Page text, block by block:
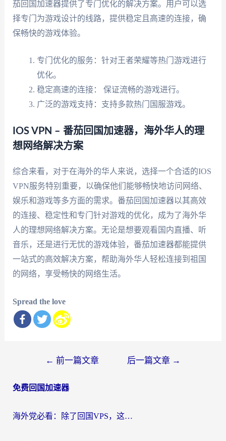
茄回国加速器提供了专门优化的解决方案。用户可以选
择专门为游戏设计的线路，提供稳定且高速的连接，确
保畅快的游戏体验。
专门优化的服务：针对王者荣耀等热门游戏进行
优化。
稳定高速的连接： 保证流畅的游戏进行。
广泛的游戏支持：支持多款热门国服游戏。
IOS VPN – 番茄回国加速器，海外华人的理
想网络解决方案
综合来看，对于在海外的华人来说，选择一个合适的IOS
VPN服务特别重要，以确保他们能够畅快地访问网络、
娱乐和游戏等多方面的需求。番茄回国加速器以其高效
的连接、稳定性和专门针对游戏的优化，成为了海外华
人的理想网络解决方案。无论是想要观看国内直播、听
音乐，还是进行无忧的游戏体验，番茄加速器都能提供
一站式的高效解决方案，帮助海外华人轻松连接到祖国
的网络，享受畅快的网络生活。
Spread the love
导
← 前一篇文章 后一篇文章 →
免费回国加速器
海外党必看：除了回国VPS，这样选加速器也能无缝刷国内资源？